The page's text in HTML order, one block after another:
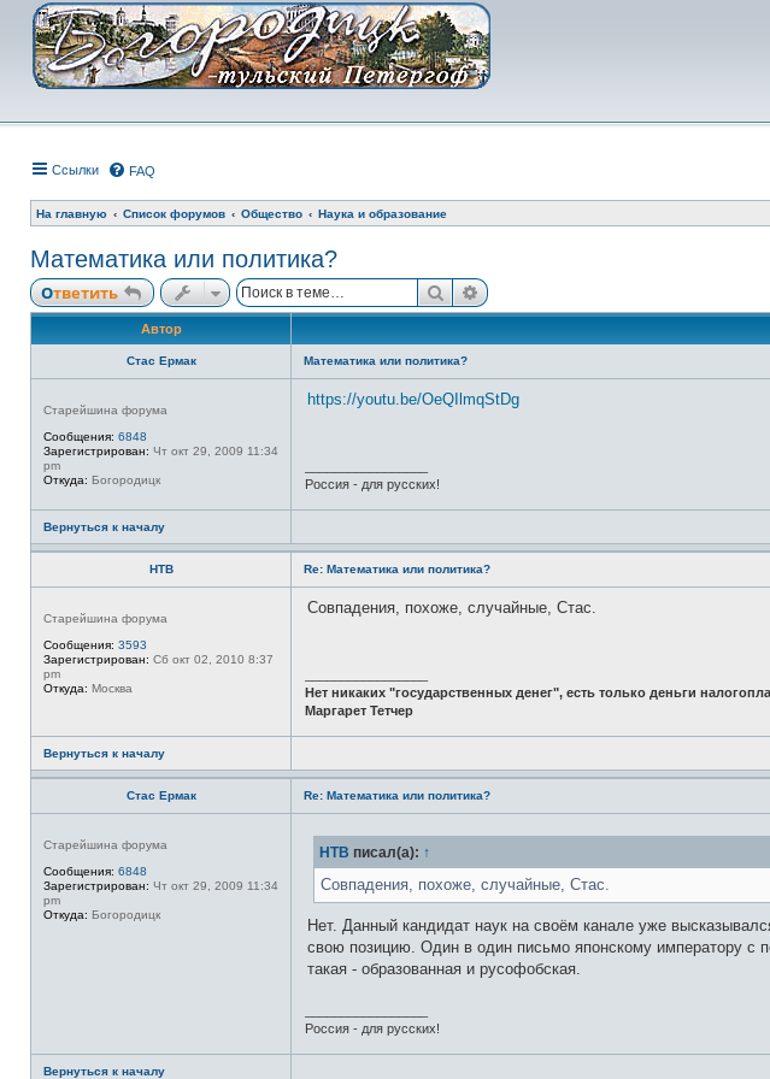
Ссылки FAQ
На главную Список форумов Общество Наука и образование
Математика или политика?
Ответить ПоискРасширенный поиск
Автор
Стас Ермак
е
в
с
е
т
и
Старейшина форума
Сообщения: 6848
Зарегистрирован: Чт окт 29, 2009 11:34
pm
Откуда: Богородицк
Математика или политика?
https://youtu.be/OeQIlmqStDg
Россия - для русских!
Вернуться к началу
НТВ
е
в
с
е
т
и
Старейшина форума
Сообщения: 3593
Зарегистрирован: Сб окт 02, 2010 8:37
pm
Откуда: Москва
Re: Математика или политика?
Совпадения, похоже, случайные, Стас.
Нет никаких "государственных денег", есть только деньги
Маргарет Тетчер
Вернуться к началу
Стас Ермак
е
в
с
е
т
и
Старейшина форума
Сообщения: 6848
Зарегистрирован: Чт окт 29, 2009 11:34
pm
Откуда: Богородицк
Re: Математика или политика?
НТВ писал(а): ↑
Совпадения, похоже, случайные, Стас.
Нет. Данный кандидат наук на своём канале уже
свою позицию. Один в один письмо японскому императору с
такая - образованная и русофобская.
Россия - для русских!
Вернуться к началу